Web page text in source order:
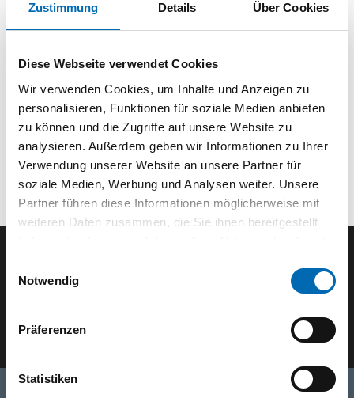
Zustimmung Details Über Cookies
Diese Webseite verwendet Cookies
Wir verwenden Cookies, um Inhalte und Anzeigen zu
personalisieren, Funktionen für soziale Medien anbieten
zu können und die Zugriffe auf unsere Website zu
analysieren. Außerdem geben wir Informationen zu Ihrer
Verwendung unserer Website an unsere Partner für
soziale Medien, Werbung und Analysen weiter. Unsere
Partner führen diese Informationen möglicherweise mit
weiteren Daten zusammen, die Sie ihnen bereitgestellt
haben oder die sie im Rahmen Ihrer Nutzung der Dienste
Notwendig
Präferenzen
Statistiken